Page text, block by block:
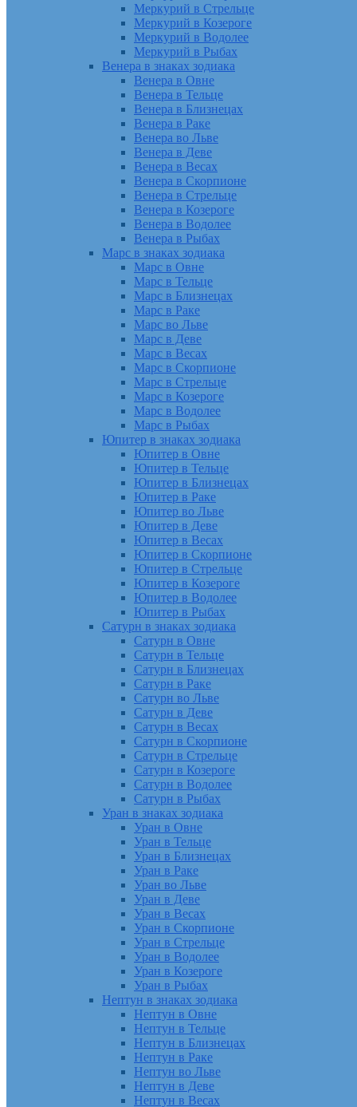
Меркурий в Стрельце
Меркурий в Козероге
Меркурий в Водолее
Меркурий в Рыбах
Венера в знаках зодиака
Венера в Овне
Венера в Тельце
Венера в Близнецах
Венера в Раке
Венера во Льве
Венера в Деве
Венера в Весах
Венера в Скорпионе
Венера в Стрельце
Венера в Козероге
Венера в Водолее
Венера в Рыбах
Марс в знаках зодиака
Марс в Овне
Марс в Тельце
Марс в Близнецах
Марс в Раке
Марс во Льве
Марс в Деве
Марс в Весах
Марс в Скорпионе
Марс в Стрельце
Марс в Козероге
Марс в Водолее
Марс в Рыбах
Юпитер в знаках зодиака
Юпитер в Овне
Юпитер в Тельце
Юпитер в Близнецах
Юпитер в Раке
Юпитер во Льве
Юпитер в Деве
Юпитер в Весах
Юпитер в Скорпионе
Юпитер в Стрельце
Юпитер в Козероге
Юпитер в Водолее
Юпитер в Рыбах
Сатурн в знаках зодиака
Сатурн в Овне
Сатурн в Тельце
Сатурн в Близнецах
Сатурн в Раке
Сатурн во Льве
Сатурн в Деве
Сатурн в Весах
Сатурн в Скорпионе
Сатурн в Стрельце
Сатурн в Козероге
Сатурн в Водолее
Сатурн в Рыбах
Уран в знаках зодиака
Уран в Овне
Уран в Тельце
Уран в Близнецах
Уран в Раке
Уран во Льве
Уран в Деве
Уран в Весах
Уран в Скорпионе
Уран в Стрельце
Уран в Водолее
Уран в Козероге
Уран в Рыбах
Нептун в знаках зодиака
Нептун в Овне
Нептун в Тельце
Нептун в Близнецах
Нептун в Раке
Нептун во Льве
Нептун в Деве
Нептун в Весах